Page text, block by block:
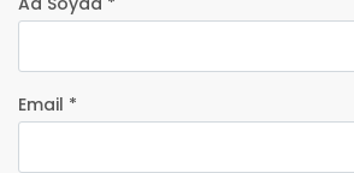
Email *